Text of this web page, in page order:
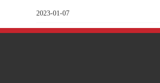
2023-01-07